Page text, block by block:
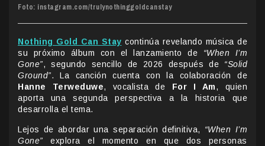
Foto: instagram.com/trulynothinggoldcanstay
Nothing Gold Can Stay continúa revelando música de
su próximo álbum con el lanzamiento de “When I’m
Gone”, segundo sencillo de 2026 después de “Solid
Ground”. La canción cuenta con la colaboración de
Hanne Terweduwe, vocalista de For I Am, quien
aporta una segunda perspectiva a la historia que
desarrolla el tema.
Lejos de abordar una separación definitiva, “When I’m
Gone” explora el momento en que dos personas